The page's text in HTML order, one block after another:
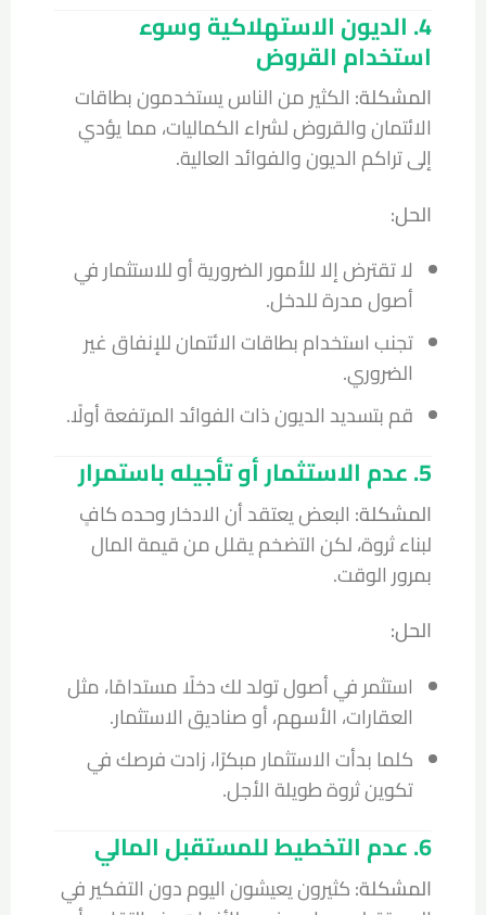
4. الديون الاستهلاكية وسوء
استخدام القروض
المشكلة: الكثير من الناس يستخدمون بطاقات
الائتمان والقروض لشراء الكماليات، مما يؤدي
إلى تراكم الديون والفوائد العالية.
الحل:
لا تقترض إلا للأمور الضرورية أو للاستثمار في
أصول مدرة للدخل.
تجنب استخدام بطاقات الائتمان للإنفاق غير
الضروري.
قم بتسديد الديون ذات الفوائد المرتفعة أولًا.
5. عدم الاستثمار أو تأجيله باستمرار
المشكلة: البعض يعتقد أن الادخار وحده كافٍ
لبناء ثروة، لكن التضخم يقلل من قيمة المال
بمرور الوقت.
الحل:
استثمر في أصول تولد لك دخلًا مستدامًا، مثل
العقارات، الأسهم، أو صناديق الاستثمار.
كلما بدأت الاستثمار مبكرًا، زادت فرصك في
تكوين ثروة طويلة الأجل.
6. عدم التخطيط للمستقبل المالي
المشكلة:كثيرون يعيشون اليوم دون التفكير في